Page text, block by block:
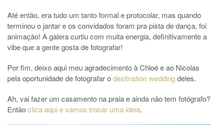
Até então, era tudo um tanto formal e protocolar, mas quando
terminou o jantar e os convidados foram pra pista de dança, foi
animação! A galera curtiu com muita energia, definitivamente a
vibe que a gente gosta de fotografar!
Por fim, deixo aqui meu agradecimento à Chloé e ao Nicolas
pela oportunidade de fotografar odestination weddingdeles.
Ah, vai fazer um casamento na praia e ainda não tem fotógrafo?
Entãoclica aqui e vamos trocar uma ideia.